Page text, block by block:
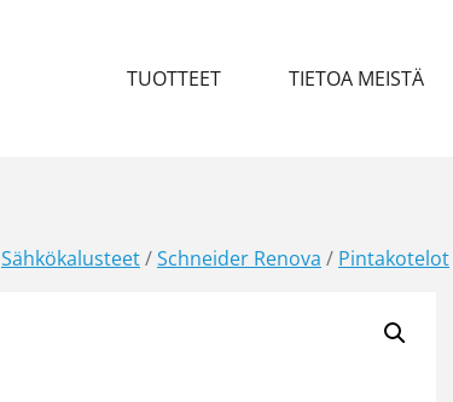
TUOTTEET TIETOA MEISTÄ
Sähkökalusteet/Schneider Renova / Pintakotelot